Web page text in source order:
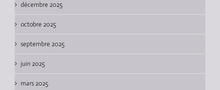
décembre 2025
octobre 2025
septembre 2025
juin 2025
mars 2025